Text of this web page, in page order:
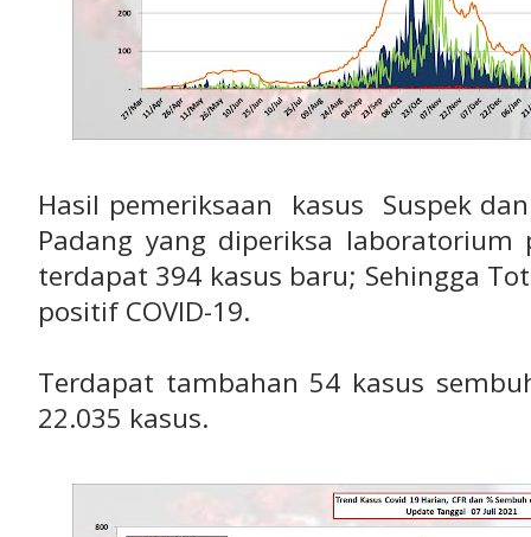
Hasil pemeriksaan kasus Suspek
Padang yang diperiksa
terdapat 394 kasus baru; Sehingga
positif COVID-19.
Terdapat tambahan 54 kasus
22.035 kasus.